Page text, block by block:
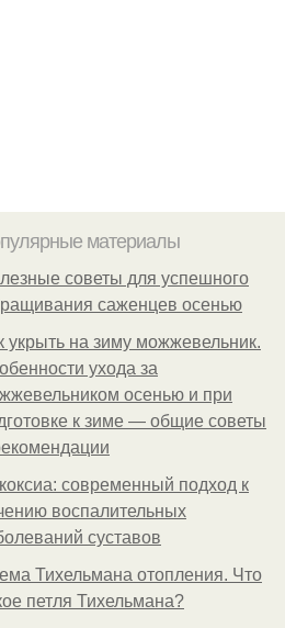
материалы
советы для успешного
саженцев осенью
укрыть на зиму можжевельник.
ухода за
осенью и при
к зиме — общие советы
современный подход к
воспалительных
суставов
Тихельмана отопления. Что
петля Тихельмана?